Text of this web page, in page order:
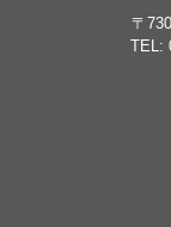
〒
TEL: